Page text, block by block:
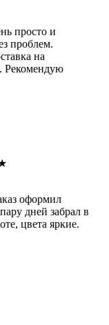
просто и
проблем.
на
Рекомендую
оформил
дней забрал в
цвета яркие.